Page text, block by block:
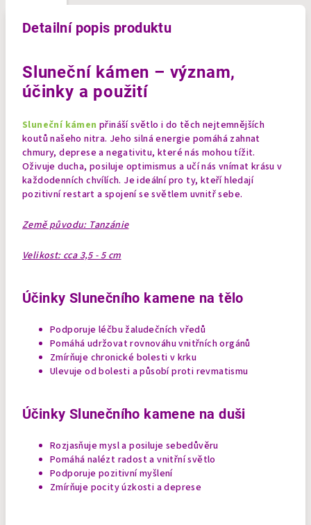
Detailní popis produktu
Sluneční kámen – význam,
účinky a použití
Sluneční kámen přináší světlo i do těch nejtemnějších
koutů našeho nitra. Jeho silná energie pomáhá zahnat
chmury, deprese a negativitu, které nás mohou tížit.
Oživuje ducha, posiluje optimismus a učí nás vnímat krásu v
každodenních chvílích. Je ideální pro ty, kteří hledají
pozitivní restart a spojení se světlem uvnitř sebe.
Země původu: Tanzánie
Velikost: cca 3,5 - 5 cm
Účinky Slunečního kamene na tělo
Podporuje léčbu žaludečních vředů
Pomáhá udržovat rovnováhu vnitřních orgánů
Zmírňuje chronické bolesti v krku
Ulevuje od bolesti a působí proti revmatismu
Účinky Slunečního kamene na duši
Rozjasňuje mysl a posiluje sebedůvěru
Pomáhá nalézt radost a vnitřní světlo
Podporuje pozitivní myšlení
Zmírňuje pocity úzkosti a deprese